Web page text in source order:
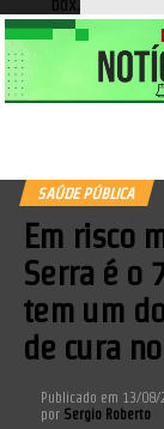
SAÚDE PÚBLICA
Em risco
Serra é o
tem um
de cura
Publicado em 13/08/
por Sergio Roberto